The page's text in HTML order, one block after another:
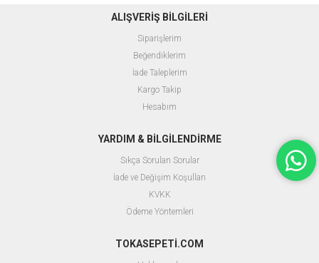
ALIŞVERİŞ BİLGİLERİ
Siparişlerim
Beğendiklerim
İade Taleplerim
Kargo Takip
Hesabım
YARDIM & BİLGİLENDİRME
Sıkça Sorulan Sorular
İade ve Değişim Koşulları
KVKK
Ödeme Yöntemleri
TOKASEPETİ.COM